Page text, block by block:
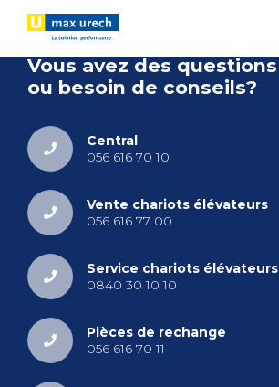
contenu
principal
Vous avez des ques­tions
ou besoin de conseils?
Cen­tral
056 616 70 10
Vente cha­riots élé­va­teurs
056 616 77 00
Ser­vice cha­riots élé­va­teurs
0840 30 10 10
Pièces de rechange
056 616 70 11